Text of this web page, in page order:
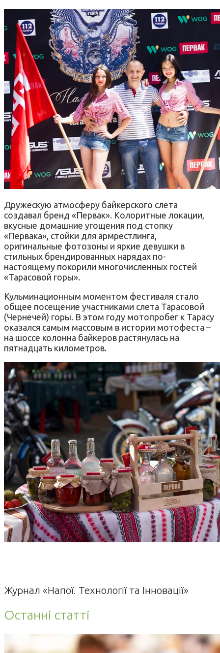
Дружескую атмосферу байкерского слета
создавал бренд «Первак». Колоритные локации,
вкусные домашние угощения под стопку
«Первака», стойки для армрестлинга,
оригинальные фотозоны и яркие девушки в
стильных брендированных нарядах по-
настоящему покорили многочисленных гостей
«Тарасовой горы».
Кульминационным моментом фестиваля стало
общее посещение участниками слета Тарасовой
(Чернечей) горы. В этом году мотопробег к Тарасу
оказался самым массовым в истории мотофеста –
на шоссе колонна байкеров растянулась на
пятнадцать километров.
Журнал «Напої. Технології та Інновації»
Останні статті